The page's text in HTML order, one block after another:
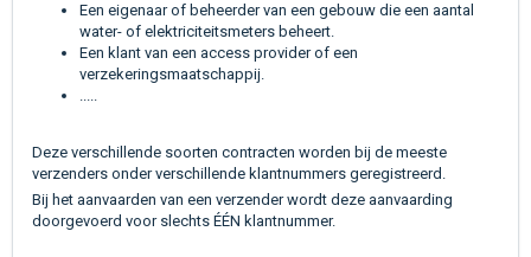
Een eigenaar of beheerder van een gebouw die een aantal
water- of elektriciteitsmeters beheert.
Een klant van een access provider of een
verzekeringsmaatschappij.
.....
Deze verschillende soorten contracten worden bij de meeste
verzenders onder verschillende klantnummers geregistreerd.
Bij het aanvaarden van een verzender wordt deze aanvaarding
doorgevoerd voor slechts ÉÉN klantnummer.